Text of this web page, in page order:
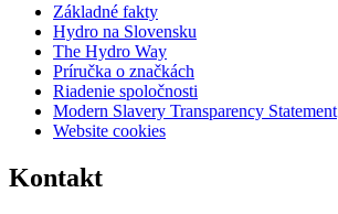
Základné fakty
Hydro na Slovensku
The Hydro Way
Príručka o značkách
Riadenie spoločnosti
Modern Slavery Transparency Statement
Website cookies
Kontakt